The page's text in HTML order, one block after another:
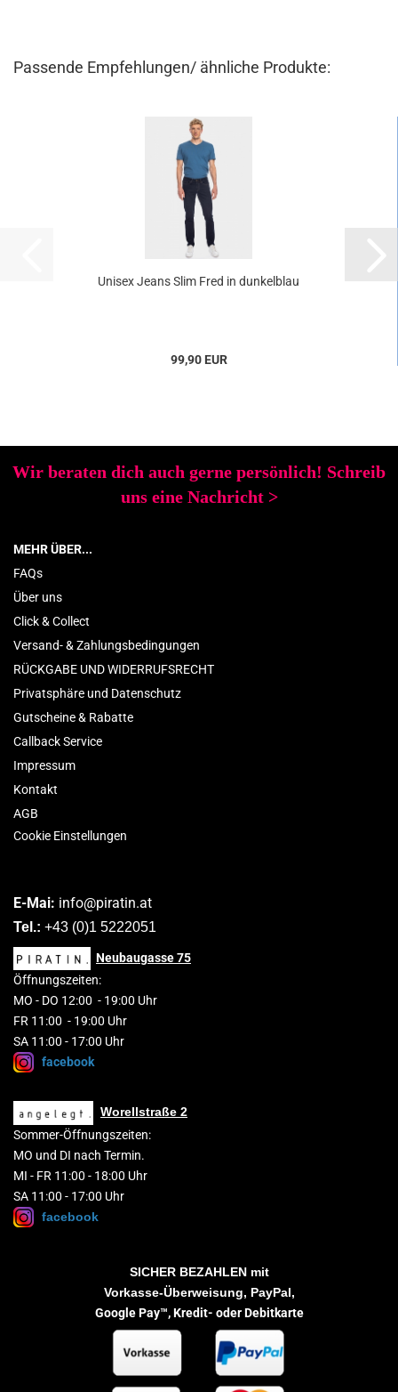
Passende Empfehlungen/ ähnliche Produkte:
Unisex Jeans Slim Fred in dunkelblau
99,90 EUR
Wir beraten dich auch gerne persönlich! Schreib
uns eine Nachricht >
MEHR ÜBER...
FAQs
Über uns
Click & Collect
Versand- & Zahlungsbedingungen
RÜCKGABE UND WIDERRUFSRECHT
Privatsphäre und Datenschutz
Gutscheine & Rabatte
Callback Service
Impressum
Kontakt
AGB
Cookie Einstellungen
E-Mai: info@piratin.at
Tel.: +43 (0)1 5222051
Neubaugasse75
Öffnungszeiten:
MO - DO 1 2:00 - 19:00 Uhr
FR 11:00 - 19:00 Uhr
SA 11:00 - 17:00 Uhr
facebook
Worellstraße 2
Sommer-Öffnungszeiten:
MO und DI nach Termin.
MI - FR 11:00 - 18:00 Uhr
SA 11:00 - 17:00 Uhr
facebook
SICHER BEZAHLENmit
Vorkasse-Überweisung, PayPal,
Google Pay™,Kredit- oder Debitkarte